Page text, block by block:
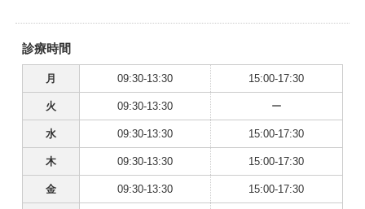
診療時間
月 09:30-13:30 15:00-17:30
火 09:30-13:30 ー
水 09:30-13:30 15:00-17:30
木 09:30-13:30 15:00-17:30
金 09:30-13:30 15:00-17:30